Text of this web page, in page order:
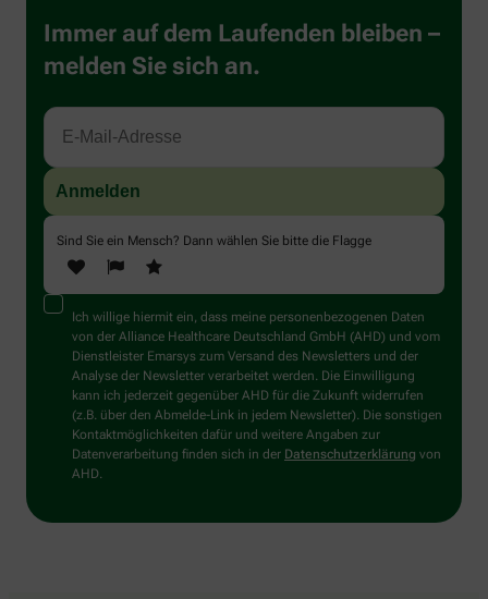
Immer auf dem Laufenden bleiben –
melden Sie sich an.
Sind Sie ein Mensch? Dann wählen Sie bitte die Flagge
Ich willige hiermit ein, dass meine personenbezogenen Daten
von der Alliance Healthcare Deutschland GmbH (AHD) und vom
Dienstleister Emarsys zum Versand des Newsletters und der
Analyse der Newsletter verarbeitet werden. Die Einwilligung
kann ich jederzeit gegenüber AHD für die Zukunft widerrufen
(z.B. über den Abmelde-Link in jedem Newsletter). Die sonstigen
Kontaktmöglichkeiten dafür und weitere Angaben zur
Datenverarbeitung finden sich in der Datenschutzerklärung von
AHD.